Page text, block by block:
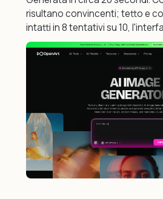
risultano convincenti; tetto e
intatti in 8 tentativi su 10,